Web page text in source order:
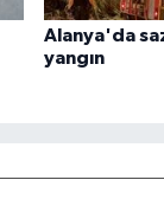
Alanya'da
yangın